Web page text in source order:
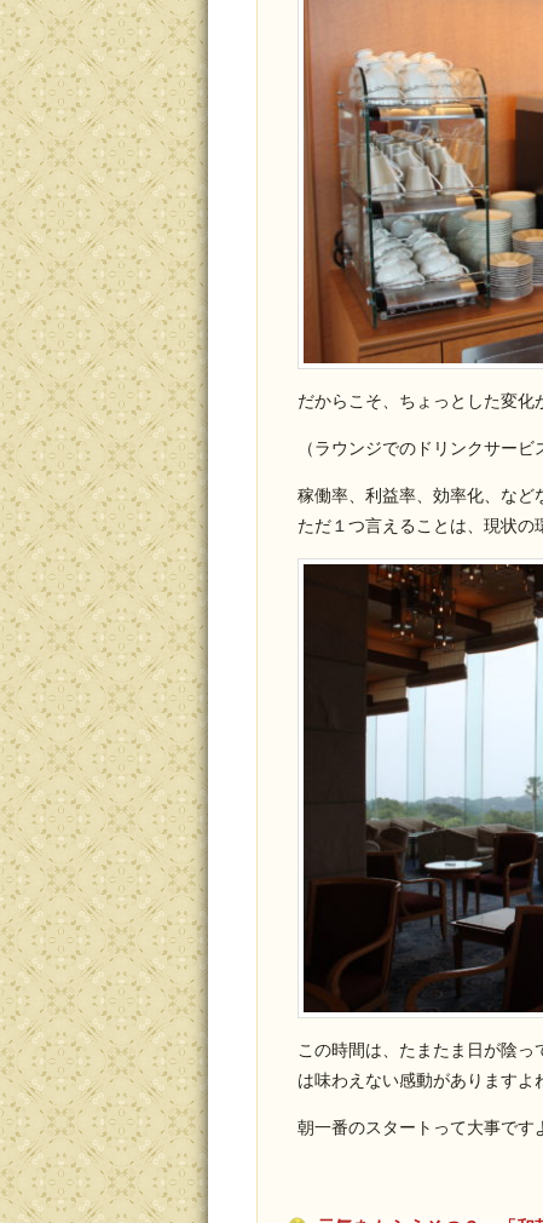
だからこそ、ちょっとした変化
（ラウンジでのドリンクサー
稼働率、利益率、効率化、など
ただ１つ言えることは、現状の
この時間は、たまたま日が陰
は味わえない感動がありますよ
朝一番のスタートって大事です